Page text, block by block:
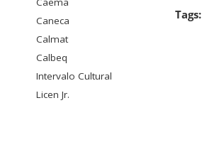
Caneca
Calmat
Calbeq
Intervalo Cultural
Licen Jr.
Tags: